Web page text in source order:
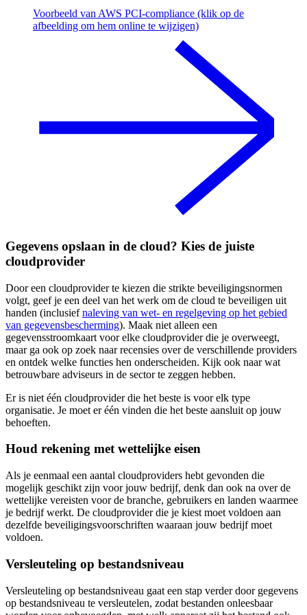
Voorbeeld van AWS PCI-compliance (klik op de
afbeelding om hem online te wijzigen)
Gegevens opslaan in de cloud? Kies de juiste
cloudprovider
Door een cloudprovider te kiezen die strikte beveiligingsnormen
volgt, geef je een deel van het werk om de cloud te beveiligen uit
handen (inclusiefnaleving van wet- en regelgeving op het gebied
van gegevensbescherming). Maak niet alleen een
gegevensstroomkaart voor elke cloudprovider die je overweegt,
maar ga ook op zoek naar recensies over de verschillende providers
en ontdek welke functies hen onderscheiden. Kijk ook naar wat
betrouwbare adviseurs in de sector te zeggen hebben.
Er is niet één cloudprovider die het beste is voor elk type
organisatie. Je moet er één vinden die het beste aansluit op jouw
behoeften.
Houd rekening met wettelijke eisen
Als je eenmaal een aantal cloudproviders hebt gevonden die
mogelijk geschikt zijn voor jouw bedrijf, denk dan ook na over de
wettelijke vereisten voor de branche, gebruikers en landen waarmee
je bedrijf werkt. De cloudprovider die je kiest moet voldoen aan
dezelfde beveiligingsvoorschriften waaraan jouw bedrijf moet
voldoen.
Versleuteling op bestandsniveau
Versleuteling op bestandsniveau gaat een stap verder door gegevens
op bestandsniveau te versleutelen, zodat bestanden onleesbaar